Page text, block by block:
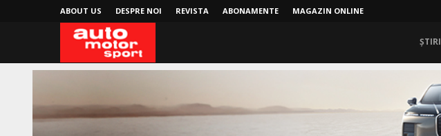
ABOUT US DESPRE NOI REVISTA ABONAMENTE MAGAZIN ONLINE
ȘTIRI